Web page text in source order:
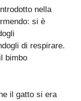
nella
si è
di respirare.
bimbo
il gatto si era